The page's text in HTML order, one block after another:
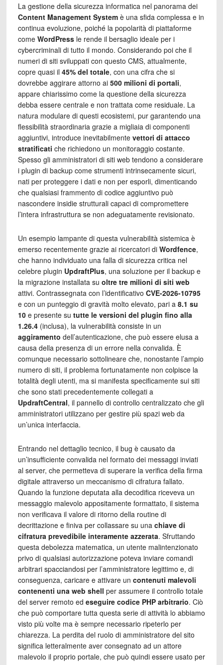
La gestione della sicurezza informatica nel panorama dei
Content Management Systemè una sfida complessa e in
continua evoluzione, poiché la popolarità di piattaforme
come WordPressle rende il bersaglio ideale per i
cybercriminali di tutto il mondo. Considerando poi che il
numeri di siti sviluppati con questo CMS, attualmente,
copre quasi il 45% del totale, con una cifra che si
dovrebbe aggirare attorno ai 500 milioni di portali,
appare chiarissimo come la questione della sicurezza
debba essere centrale e non trattata come residuale. La
natura modulare di questi ecosistemi, pur garantendo una
flessibilità straordinaria grazie a migliaia di componenti
aggiuntivi, introduce inevitabilmente vettori di attacco
stratificati che richiedono un monitoraggio costante.
Spesso gli amministratori di siti web tendono a considerare
i plugin di backup come strumenti intrinsecamente sicuri,
nati per proteggere i dati e non per esporli, dimenticando
che qualsiasi frammento di codice aggiuntivo può
nascondere insidie strutturali capaci di compromettere
l’intera infrastruttura se non adeguatamente revisionato.
Un esempio lampante di questa vulnerabilità sistemica è
emerso recentemente grazie ai ricercatori di Wordfence,
che hanno individuato una falla di sicurezza critica nel
celebre plugin UpdraftPlus, una soluzione per il backup e
la migrazione installata su oltre tre milioni di siti web
attivi. Contrassegnata con l’identificativo CVE-2026-10795
e con un punteggio di gravità molto elevato, pari a 8.1 su
10 e presente su tutte le versioni del plugin fino alla
1.26.4(inclusa), la vulnerabilità consiste in un
aggiramento dell’autenticazione, che può essere elusa a
causa della presenza di un errore nella convalida. È
comunque necessario sottolineare che, nonostante l’ampio
numero di siti, il problema fortunatamente non colpisce la
totalità degli utenti, ma si manifesta specificamente sui siti
che sono stati precedentemente collegati a
UpdraftCentral, il pannello di controllo centralizzato che gli
amministratori utilizzano per gestire più spazi web da
un’unica interfaccia.
Entrando nel dettaglio tecnico, il bug è causato da
un’insufficiente convalida nel formato dei messaggi inviati
al server, che permetteva di superare la verifica della firma
digitale attraverso un meccanismo di cifratura fallato.
Quando la funzione deputata alla decodifica riceveva un
messaggio malevolo appositamente formattato, il sistema
non verificava il valore di ritorno della routine di
decrittazione e finiva per collassare su una chiave di
cifratura prevedibile interamente azzerata. Sfruttando
questa debolezza matematica, un utente malintenzionato
privo di qualsiasi autorizzazione poteva inviare comandi
arbitrari spacciandosi per l’amministratore legittimo e, di
conseguenza, caricare e attivare un contenuti malevoli
contenenti una web shell per assumere il controllo totale
del server remoto ed eseguire codice PHP arbitrario. Ciò
che può comportare tutta questa serie di attività lo abbiamo
visto più volte ma è sempre necessario ripeterlo per
chiarezza. La perdita del ruolo di amministratore del sito
significa letteralmente aver consegnato ad un attore
malevolo il proprio portale, che può quindi essere usato per